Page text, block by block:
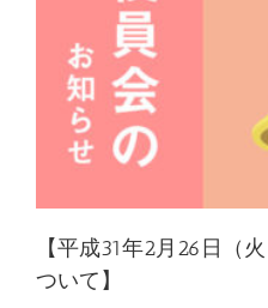
【平成31年2月26日（
ついて】